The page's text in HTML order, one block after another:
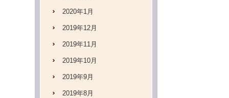
2020年1月
2019年12月
2019年11月
2019年10月
2019年9月
2019年8月